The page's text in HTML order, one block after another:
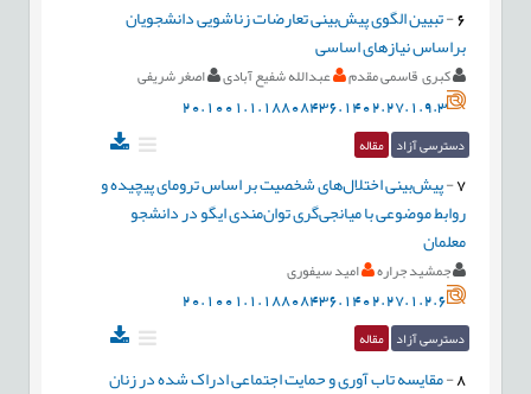
6
-تبیین الگوی پیش‌‌بینی تعارضات زناشویی دانشجویان
براساس نیازهای اساسی
کبری قاسمی مقدم عبدالله شفیع آبادی اصغر شریفی
20.1001.1.18808436.1402.27.1.9.3
دسترسی آزاد مقاله
7
-پیش‌بینی اختلال‌های شخصیت بر اساس ترومای پیچیده و
روابط موضوعی با میانجی‌گری توان‌مندی ایگو در دانشجو
معلمان
جمشید جراره امید سیفوری
20.1001.1.18808436.1402.27.1.2.6
دسترسی آزاد مقاله
8
-مقایسه تاب آوری و حمایت اجتماعی ادراک شده در زنان